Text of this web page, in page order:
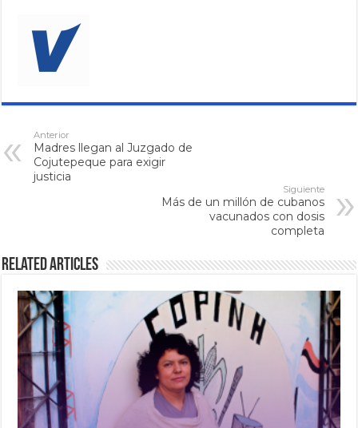
Anterior
Madres llegan al Juzgado de
Cojutepeque para exigir
justicia
Siguiente
Más de un millón de cubanos
vacunados con dosis
completa
Related Articles